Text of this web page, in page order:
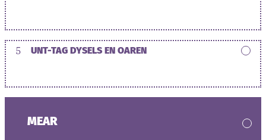
5 UNT-TAG DYSELS EN OAREN
MEAR